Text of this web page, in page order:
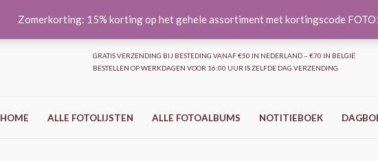
Zomerkorting: 15% korting op het gehele assortiment met kortingscode
GRATIS VERZENDING BIJ BESTEDING VANAF €50 IN NEDERLAND – €70 IN BELGIË
BESTELLEN OP WERKDAGEN VOOR 16:00 UUR IS ZELFDE DAG VERZENDING
HOME ALLE FOTOLIJSTEN ALLE FOTOALBUMS NOTITIEBOEK